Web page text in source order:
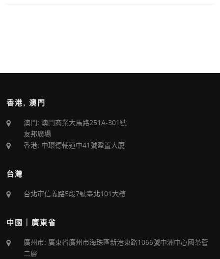
香港, 澳門
澳門: 澳門商業大馬路251A-301號
友邦廣場
香港: 中環德輔道中41號盈置大廈
台灣
台北市信義路5段7號臺北101大樓
中國｜廣東省
廣州市: 廣東省廣州市海珠區新港東路1066號中洲中心國茶薈
二層